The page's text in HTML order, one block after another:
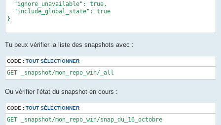
  "ignore_unavailable": true,
  "include_global_state": true
}
Tu peux vérifier la liste des snapshots avec :
CODE : TOUT SÉLECTIONNER
GET _snapshot/mon_repo_win/_all
Ou vérifier l’état du snapshot en cours :
CODE : TOUT SÉLECTIONNER
GET _snapshot/mon_repo_win/snap_du_16_octobre